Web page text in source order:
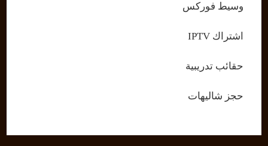
وسيط فوركس
اشتراك IPTV
حقائب تدريبية
حجز شاليهات